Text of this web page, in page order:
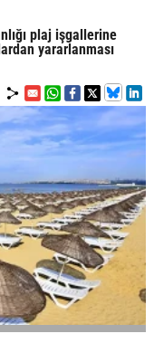
plaj işgallerine
yararlanması